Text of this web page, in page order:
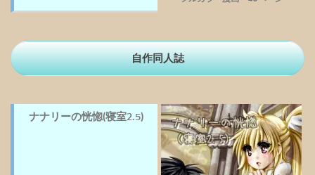
自作同人誌
ナナリーの恍惚(寝室2.5)